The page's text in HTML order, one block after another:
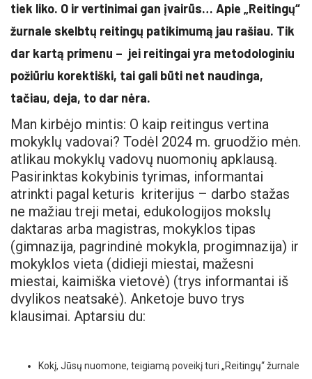
tiek liko. O ir vertinimai gan įvairūs… Apie „Reitingų“
žurnale skelbtų reitingų patikimumą jau rašiau. Tik
dar kartą primenu – jei reitingai yra metodologiniu
požiūriu korektiški, tai gali būti net naudinga,
tačiau, deja, to dar nėra.
Man kirbėjo mintis: O kaip reitingus vertina
mokyklų vadovai? Todėl 2024 m. gruodžio mėn.
atlikau mokyklų vadovų nuomonių apklausą.
Pasirinktas kokybinis tyrimas, informantai
atrinkti pagal keturis kriterijus – darbo stažas
ne mažiau treji metai, edukologijos mokslų
daktaras arba magistras, mokyklos tipas
(gimnazija, pagrindinė mokykla, progimnazija) ir
mokyklos vieta (didieji miestai, mažesni
miestai, kaimiška vietovė) (trys informantai iš
dvylikos neatsakė). Anketoje buvo trys
klausimai. Aptarsiu du:
Kokį, Jūsų nuomone, teigiamą poveikį turi „Reitingų“ žurnale